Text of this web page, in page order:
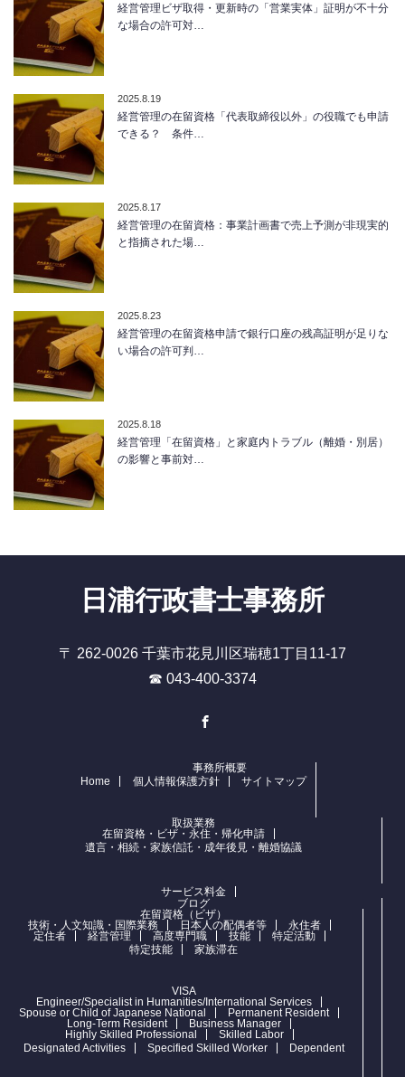
経営管理ビザ取得・更新時の「営業実体」証明が不十分
な場合の許可対…
2025.8.19
経営管理の在留資格「代表取締役以外」の役職でも申請
できる？ 条件…
2025.8.17
経営管理の在留資格：事業計画書で売上予測が非現実的
と指摘された場…
2025.8.23
経営管理の在留資格申請で銀行口座の残高証明が足りな
い場合の許可判…
2025.8.18
経営管理「在留資格」と家庭内トラブル（離婚・別居）
の影響と事前対…
日浦行政書士事務所
〒 262-0026 千葉市花見川区瑞穂1丁目11-17
☎ 043-400-3374
Home
事務所概要
個人情報保護方針
サイトマップ
取扱業務
在留資格・ビザ・永住・帰化申請
遺言・相続・家族信託・成年後見・離婚協議
サービス料金
ブログ
在留資格（ビザ）
技術・人文知識・国際業務
日本人の配偶者等
永住者
定住者
経営管理 高度専門職 技能
特定活動
特定技能
家族滞在
VISA
Engineer/Specialist in Humanities/International Services
Spouse or Child of Japanese National
Permanent Resident
Long-Term Resident
Business Manager
Highly Skilled Professional
Skilled Labor
Designated Activities
Specified Skilled Worker Dependent